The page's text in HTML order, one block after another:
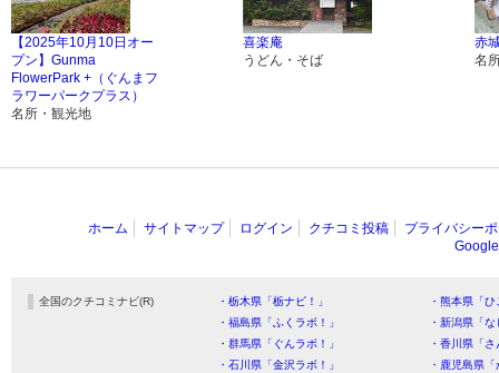
【2025年10月10日オー
プン】Gunma
FlowerPark +（ぐんまフ
ラワーパークプラス）
名所・観光地
喜楽庵
うどん・そば
赤
名
ホーム サイトマップ ログイン クチコミ投稿
プライバシー
全国のクチコミナビ(R) ・栃木県「栃ナビ！」
・熊本県「
・福島県「ふくラボ！」
・新潟県「
・群馬県「ぐんラボ！」
・香川県「
・石川県「金沢ラボ！」
・鹿児島県